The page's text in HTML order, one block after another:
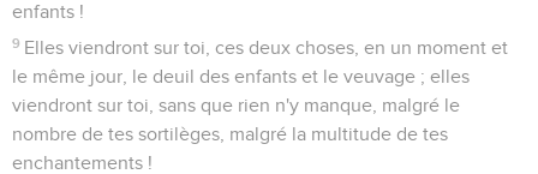
enfants !
9 Elles viendront sur toi, ces deux choses, en un moment et
le même jour, le deuil des enfants et le veuvage ; elles
viendront sur toi, sans que rien n'y manque, malgré le
nombre de tes sortilèges, malgré la multitude de tes
enchantements !